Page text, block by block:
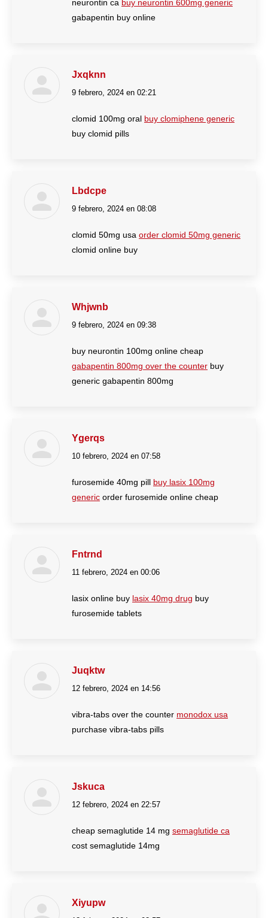
neurontin ca buy neurontin 600mg generic
gabapentin buy online
Jxqknn
dice:
9 febrero, 2024 en 02:21
clomid 100mg oral buy clomiphene generic
buy clomid pills
Lbdcpe
dice:
9 febrero, 2024 en 08:08
clomid 50mg usa order clomid 50mg generic
clomid online buy
Whjwnb
dice:
9 febrero, 2024 en 09:38
buy neurontin 100mg online cheap
gabapentin 800mg over the counter buy
generic gabapentin 800mg
Ygerqs
dice:
10 febrero, 2024 en 07:58
furosemide 40mg pill buy lasix 100mg
generic order furosemide online cheap
Fntrnd
dice:
11 febrero, 2024 en 00:06
lasix online buy lasix 40mg drug buy
furosemide tablets
Juqktw
dice:
12 febrero, 2024 en 14:56
vibra-tabs over the counter monodox usa
purchase vibra-tabs pills
Jskuca
dice:
12 febrero, 2024 en 22:57
cheap semaglutide 14 mg semaglutide ca
cost semaglutide 14mg
Xiyupw